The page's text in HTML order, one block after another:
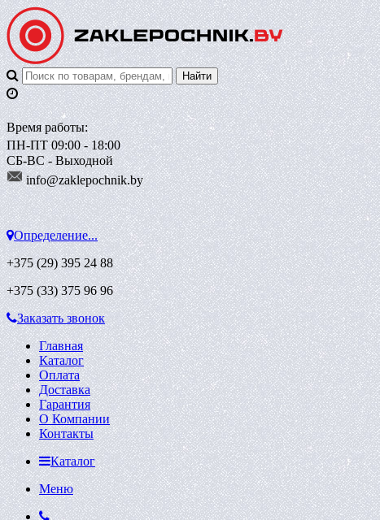
Время работы:
ПН-ПТ 09:00 - 18:00
СБ-ВС - Выходной
info@zaklepochnik.by
Определение...
+375 (29)395 24 88
+375 (33)375 96 96
Заказать звонок
Главная
Каталог
Оплата
Доставка
Гарантия
О Компании
Контакты
Каталог
Меню